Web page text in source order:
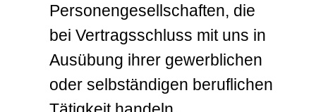
Personengesellschaften, die
bei Vertragsschluss mit uns in
Ausübung ihrer gewerblichen
oder selbständigen beruflichen